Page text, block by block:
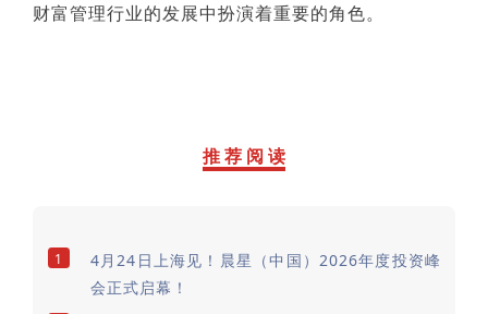
财富管理行业的发展中扮演着重要的角色。
推 荐 阅 读
1
4月24日上海见！晨星（中国）2026年度投资峰
会正式启幕！